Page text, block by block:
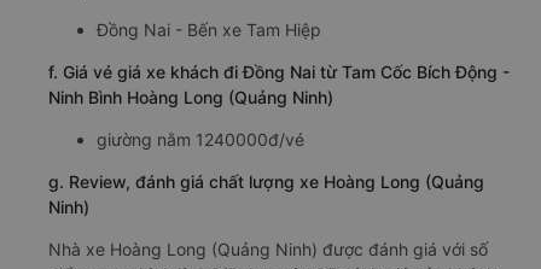
Đồng Nai - Bến xe Tam Hiệp
f. Giá vé giá xe khách đi Đồng Nai từ Tam Cốc Bích Động -
Ninh Bình Hoàng Long (Quảng Ninh)
giường nằm 1240000đ/vé
g. Review, đánh giá chất lượng xe Hoàng Long (Quảng
Ninh)
Nhà xe Hoàng Long (Quảng Ninh) được đánh giá với số